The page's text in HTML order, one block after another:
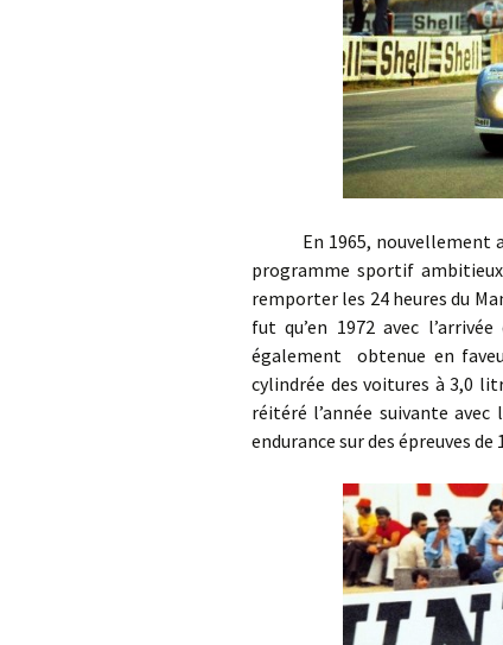
En 1965, nouvellement
programme sportif
remporter les 24 heures du
fut qu’en 1972 avec
également obtenue en
cylindrée des voitures à 3,0
réitéré l’année suivante
endurance sur des épreuves de